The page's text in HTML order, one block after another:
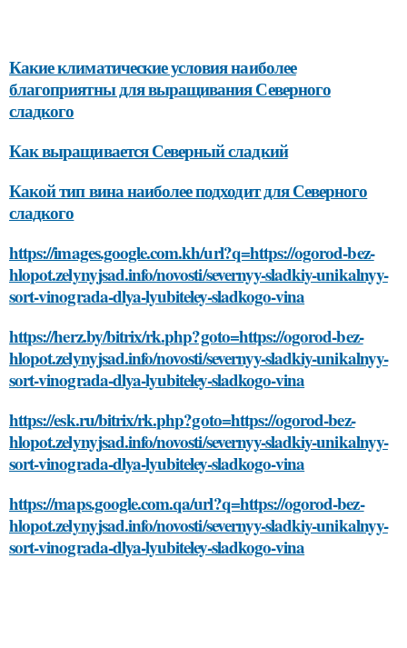
Какие климатические условия наиболее
благоприятны для выращивания Северного
сладкого
Как выращивается Северный сладкий
Какой тип вина наиболее подходит для Северного
сладкого
https://images.google.com.kh/url?q=https://ogorod-bez-
hlopot.zelynyjsad.info/novosti/severnyy-sladkiy-unikalnyy-
sort-vinograda-dlya-lyubiteley-sladkogo-vina
https://herz.by/bitrix/rk.php?goto=https://ogorod-bez-
hlopot.zelynyjsad.info/novosti/severnyy-sladkiy-unikalnyy-
sort-vinograda-dlya-lyubiteley-sladkogo-vina
https://esk.ru/bitrix/rk.php?goto=https://ogorod-bez-
hlopot.zelynyjsad.info/novosti/severnyy-sladkiy-unikalnyy-
sort-vinograda-dlya-lyubiteley-sladkogo-vina
https://maps.google.com.qa/url?q=https://ogorod-bez-
hlopot.zelynyjsad.info/novosti/severnyy-sladkiy-unikalnyy-
sort-vinograda-dlya-lyubiteley-sladkogo-vina